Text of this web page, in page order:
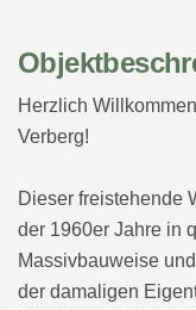
Herzlich
Verberg!
Dieser freistehende
der 1960er Jahre in
Massivbauweise
der damaligen